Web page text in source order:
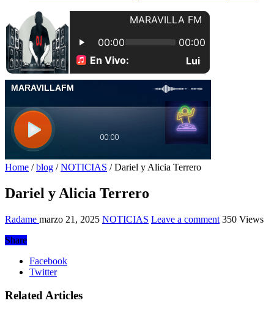
Home / blog / NOTICIAS / Dariel y Alicia Terrero
Dariel y Alicia Terrero
Radame marzo 21, 2025 NOTICIAS Leave a comment 350 Views
Share
Facebook
Twitter
Related Articles